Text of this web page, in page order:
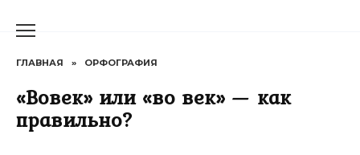
ГЛАВНАЯ » ОРФОГРАФИЯ
«Вовек» или «во век» — как
правильно?